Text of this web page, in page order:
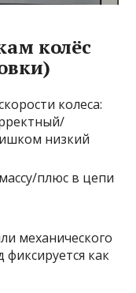
колёс
колеса:
низкий
плюс в цепи
механического
как